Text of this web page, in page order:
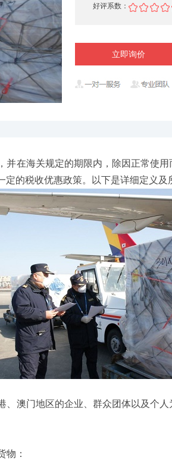
好评系数：
立即询价
海关规定的期限内，除因正常使用
的税收优惠政策。以下是详细定义及
门地区的企业、群众团体以及个人
：